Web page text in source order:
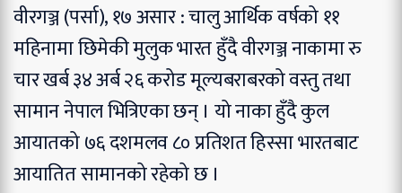
वीरगञ्ज (पर्सा), १७ असार : चालु आर्थिक वर्षको ११
महिनामा छिमेकी मुलुक भारत हुँदै वीरगञ्ज नाकामा रु
चार खर्ब ३४ अर्ब २६ करोड मूल्यबराबरको वस्तु तथा
सामान नेपाल भित्रिएका छन् । यो नाका हुँदै कुल
आयातको ७६ दशमलव ८० प्रतिशत हिस्सा भारतबाट
आयातित सामानको रहेको छ ।